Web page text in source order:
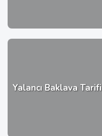
Yalancı Baklava Tarifi